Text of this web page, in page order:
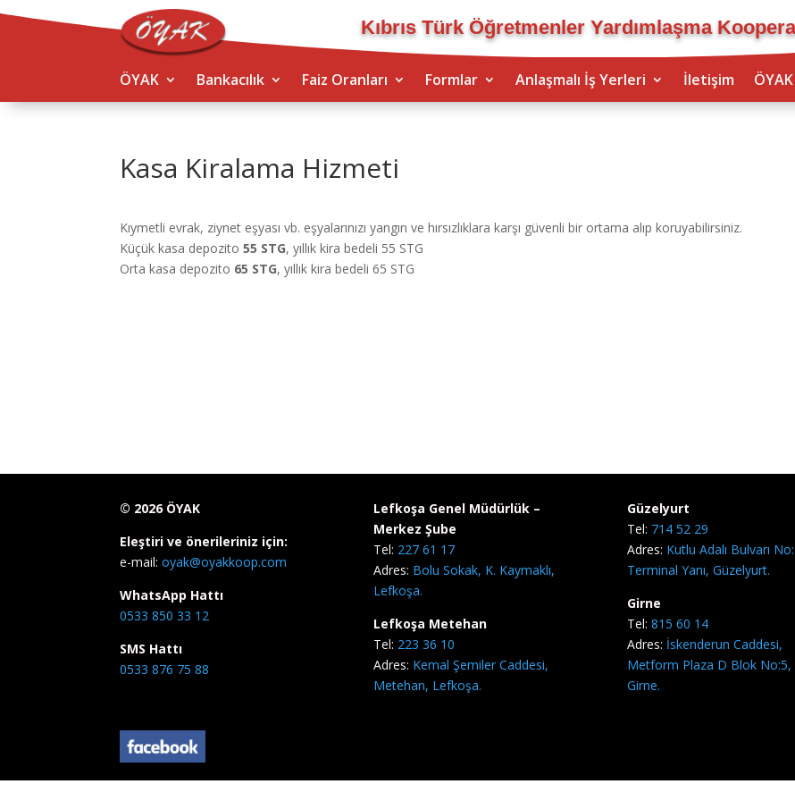
Kıbrıs Türk Öğretmenler Yardımlaşma
ÖYAK Bankacılık Faiz Oranları Formlar Anlaşmalı İş Yerleri İletişim
Kasa Kiralama Hizmeti
Kıymetli evrak, ziynet eşyası vb. eşyalarınızı yangın ve hırsızlıklara karşı güvenli bir ortama alıp koruyabilirsiniz.
Küçük kasa depozito55 STG, yıllık kira bedeli 55 STG
Orta kasa depozito 65 STG, yıllık kira bedeli 65 STG
© 2026 ÖYAK
Eleştiri ve önerileriniz için:
e-mail: oyak@oyakkoop.com
WhatsApp Hattı
0533 850 33 12
SMS Hattı
0533 876 75 88
Lefkoşa Genel Müdürlük –
Merkez Şube
Tel: 227 61 17
Adres: Bolu Sokak, K. Kaymaklı,
Lefkoşa.
Lefkoşa Metehan
Tel: 223 36 10
Adres: Kemal Şemiler Caddesi,
Metehan, Lefkoşa.
Güzelyurt
Tel: 714 52 29
Adres: Kutlu Adalı Bulvarı
Terminal Yanı, Güzelyurt.
Girne
Tel: 815 60 14
Adres: İskenderun Caddesi,
Metform Plaza D Blok No:5,
Girne.